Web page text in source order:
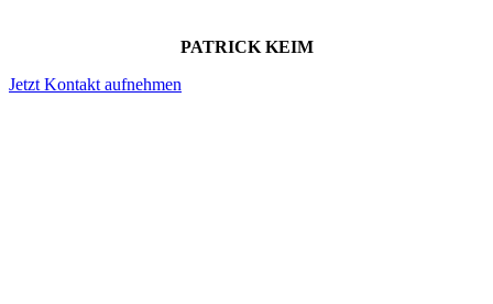
PATRICK KEIM
Jetzt Kontakt aufnehmen